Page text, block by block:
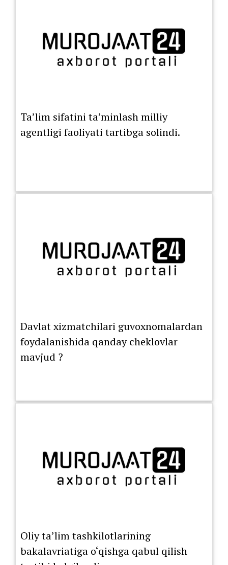
Ta’lim sifatini ta’minlash milliy
agentligi faoliyati tartibga solindi.
Davlat xizmatchilari guvoxnomalardan
foydalanishida qanday cheklovlar
mavjud ?
Oliy ta’lim tashkilotlarining
bakalavriatiga o‘qishga qabul qilish